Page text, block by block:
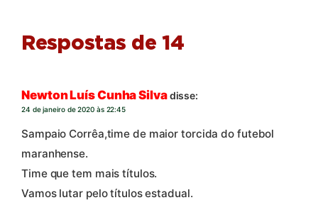
Respostas de 14
Newton Luís Cunha Silvadisse:
24 de janeiro de 2020 às 22:45
Sampaio Corrêa,time de maior torcida do futebol
maranhense.
Time que tem mais títulos.
Vamos lutar pelo títulos estadual.